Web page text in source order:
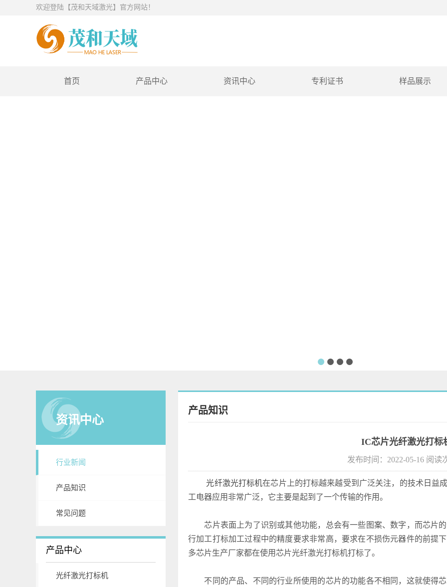
欢迎登陆【茂和天域激光】官方网站！
首页 产品中心 资讯中心 专利证书 样品展示
资讯中心
行业新闻
产品知识
常见问题
产品中心
光纤激光打标机
产品知识
IC芯片光纤激光打标
发布时间：2022-05-16阅读
光纤激光打标机在芯片上的打标越来越受到广泛关注，的技术日益
工电器应用非常广泛，它主要是起到了一个传输的作用。
芯片表面上为了识别或其他功能，总会有一些图案、数字，而芯片
行加工打标加工过程中的精度要求非常高，要求在不损伤元器件的前提
多芯片生产厂家都在使用芯片光纤激光打标机打标了。
不同的产品、不同的行业所使用的芯片的功能各不相同，这就使得